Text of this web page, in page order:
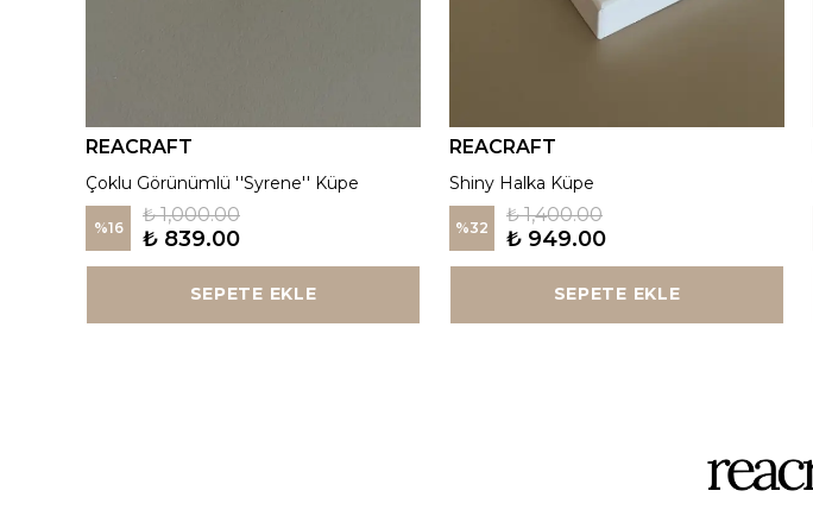
REACRAFT
Çoklu Görünümlü ''Syrene'' Küpe
%16
₺ 1,000.00
₺ 839.00
SEPETE EKLE
REACRAFT
Shiny Halka Küpe
%32
₺ 1,400.00
₺ 949.00
SEPETE EKLE